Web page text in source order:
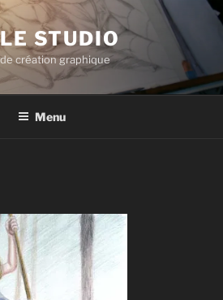
STUDIO
création graphique
Menu